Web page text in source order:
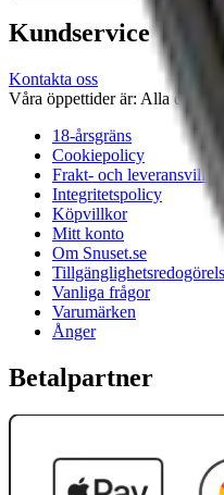
Kundservice
Kontakta oss
Våra öppettider är: Alla dagar
18-årsgräns
Cookiepolicy
Frakt- och leveransvillkor
Integritetspolicy
Köpvillkor
Mitt konto
Om Snuset.se
Vanliga frågor
Varumärken
Ånger
Betalpartner